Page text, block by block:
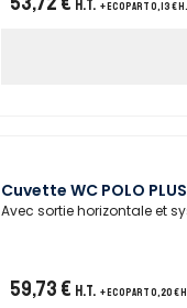
H.T. + ecopart 0,13 €
Cuvette WC POLO
Avec sortie horizontale et
59,73 € H.T. + ecopart 0,20 €